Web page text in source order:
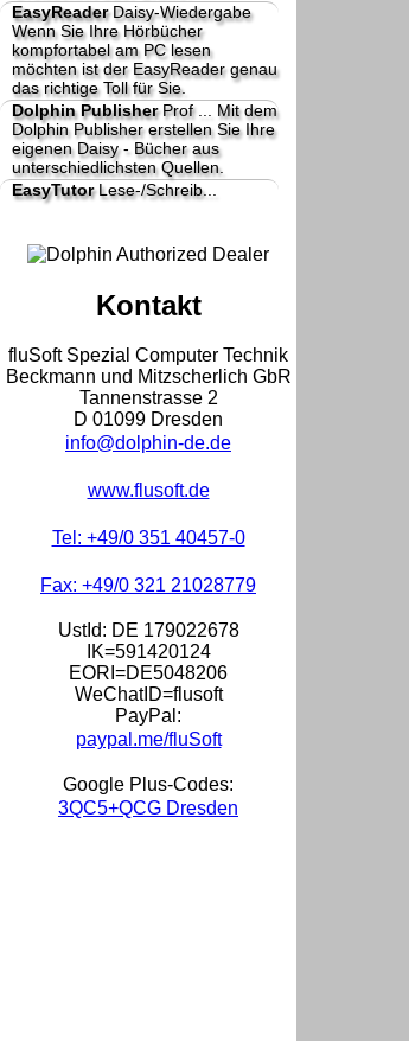
EasyReaderDaisy-Wiedergabe
Wenn Sie Ihre Hörbücher
kompfortabel am PC lesen
möchten ist der EasyReader genau
das richtige Toll für Sie.
Dolphin PublisherProf ...
Mit dem
Dolphin Publisher erstellen Sie Ihre
eigenen Daisy - Bücher aus
unterschiedlichsten Quellen.
EasyTutorLese-/Schreib...
Kontakt
fluSoft Spezial Computer Technik
Beckmann und Mitzscherlich GbR
Tannenstrasse 2
D 01099 Dresden
info@dolphin-de.de
www.flusoft.de
Tel: +49/0 351 40457-0
Fax: +49/0 321 21028779
UstId: DE 179022678
IK=591420124
EORI=DE5048206
WeChatID=flusoft
PayPal:
paypal.me/fluSoft
Google Plus-Codes:
3QC5+QCG Dresden